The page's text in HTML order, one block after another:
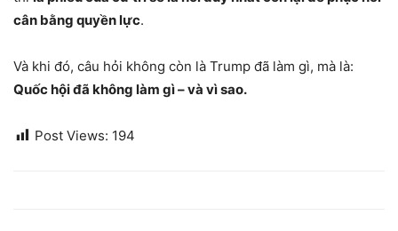
cân bằng quyền lực.
Và khi đó, câu hỏi không còn là Trump đã làm gì, mà là:
Quốc hội đã không làm gì – và vì sao.
Post Views: 194